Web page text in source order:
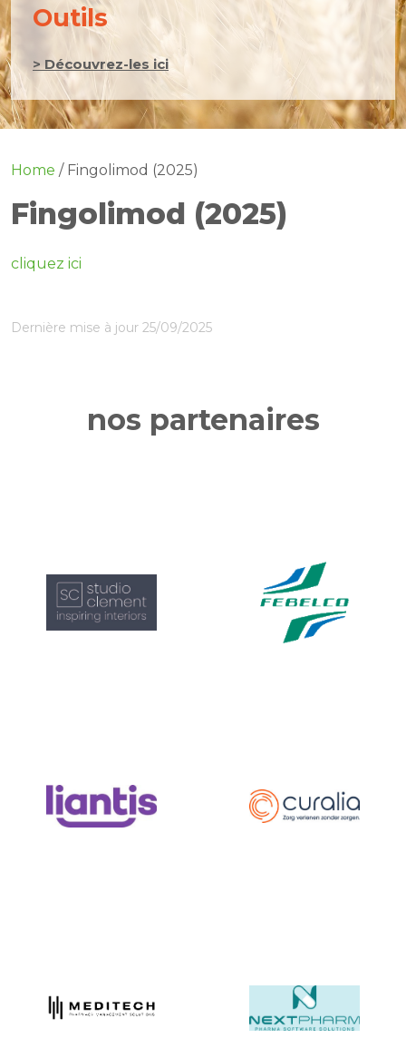
Outils
> Découvrez-les ici
Home / Fingolimod (2025)
Fingolimod (2025)
cliquez ici
Dernière mise à jour 25/09/2025
nos partenaires